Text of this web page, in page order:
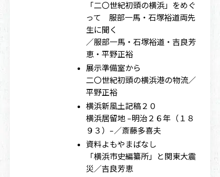
「二〇世紀初頭の横浜」をめぐ
って 服部一馬・石塚裕道両先
生に聞く
／服部一馬・石塚裕道・吉良芳
恵・平野正裕
展示準備室から
二〇世紀初頭の横浜港の物流／
平野正裕
横浜新風土記稿２０
横浜居留地 −明治２６年（１８
９３）−／斎藤多喜夫
資料よもやまばなし
「横浜市史編纂所」と関東大震
災／吉良芳恵